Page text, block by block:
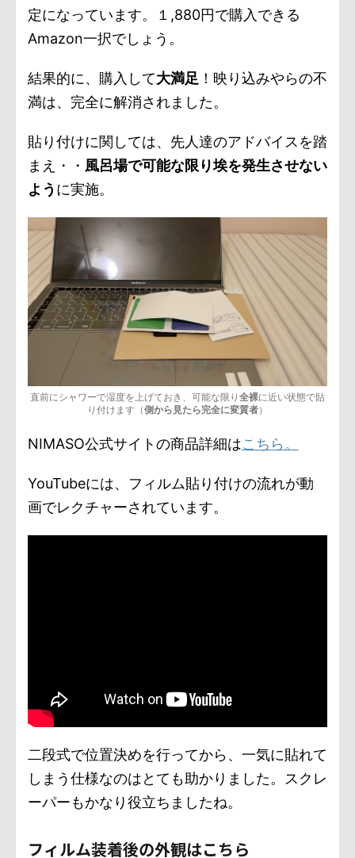
定になっています。１,880円で購入できる
Amazon一択でしょう。
結果的に、購入して大満足 ！映り込みやらの不
満は、完全に解消されました。
貼り付けに関しては、先人達のアドバイスを踏
まえ・・ 風呂場で可能な限り埃を発生させない
よう に実施。
直前にシャワーで湿度を上げておき、可能な限り 全裸に近い状態で貼
り付けます（側から見たら完全に変質者）
NIMASO公式サイトの商品詳細はこちら。
YouTubeには、フィルム貼り付けの流れが動
画でレクチャーされています。
二段式で位置決めを行ってから、一気に貼れて
しまう仕様なのはとても助かりました。スクレ
ーパーもかなり役立ちましたね。
フィルム装着後の外観はこちら